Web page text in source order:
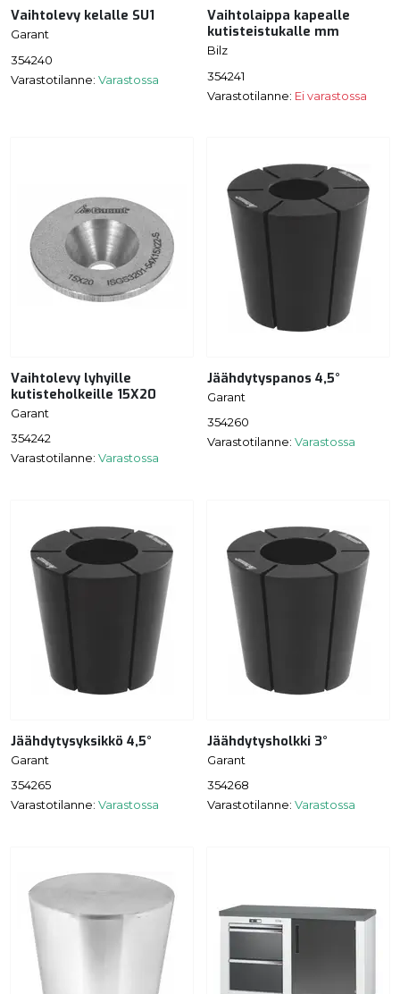
Vaihtolevy kelalle SU1
Garant
354240
Varastotilanne: Varastossa
Vaihtolaippa kapealle
kutisteistukalle mm
Bilz
354241
Varastotilanne: Ei varastossa
Vaihtolevy lyhyille
kutisteholkeille 15X20
Garant
354242
Varastotilanne: Varastossa
Jäähdytyspanos 4,5°
Garant
354260
Varastotilanne: Varastossa
Jäähdytysyksikkö 4,5°
Garant
354265
Varastotilanne: Varastossa
Jäähdytysholkki 3°
Garant
354268
Varastotilanne: Varastossa